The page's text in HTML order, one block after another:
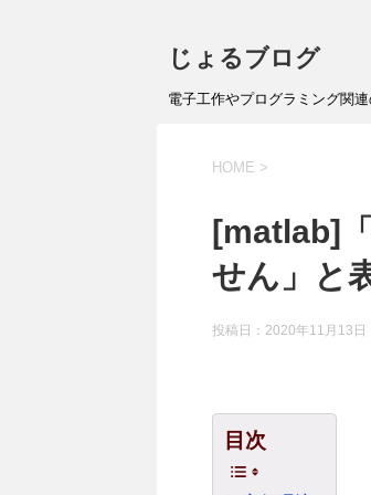
じょるブログ
電子工作やプログラミング関
HOME >
[matlab]
せん」と
投稿日： 2020年11月13日
目次